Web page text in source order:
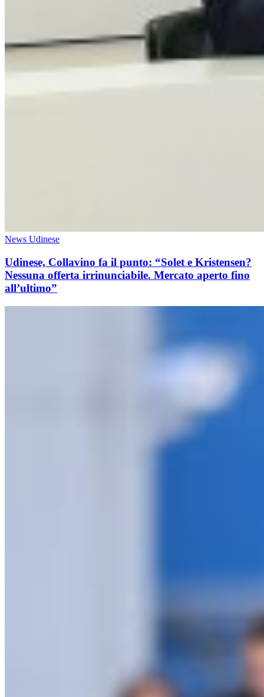
News Udinese
Udinese, Collavino fa il punto: “Solet e Kristensen?
Nessuna offerta irrinunciabile. Mercato aperto fino
all’ultimo”